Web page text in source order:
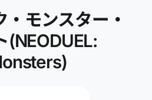
モンスター・
(NEODUEL: